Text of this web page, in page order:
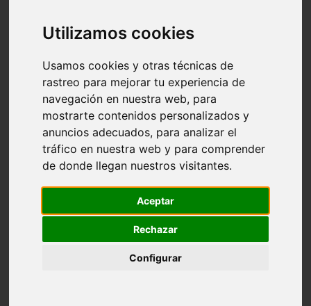
Utilizamos cookies
Usamos cookies y otras técnicas de
rastreo para mejorar tu experiencia de
navegación en nuestra web, para
mostrarte contenidos personalizados y
anuncios adecuados, para analizar el
tráfico en nuestra web y para comprender
de donde llegan nuestros visitantes.
Aceptar
Rechazar
Configurar
Valencia - chiva
Murcia - calasparra
Valencia - sagunt
Asturias - ribadesella
Castellón - benicàssim
Alicante - el-campello
Cádiz - rota
Madrid - las-rozas-de-madrid
Ciudad-real - ciudad-real
Madrid - tres-cantos
Las-palmas - yaiza
Alicante - elx